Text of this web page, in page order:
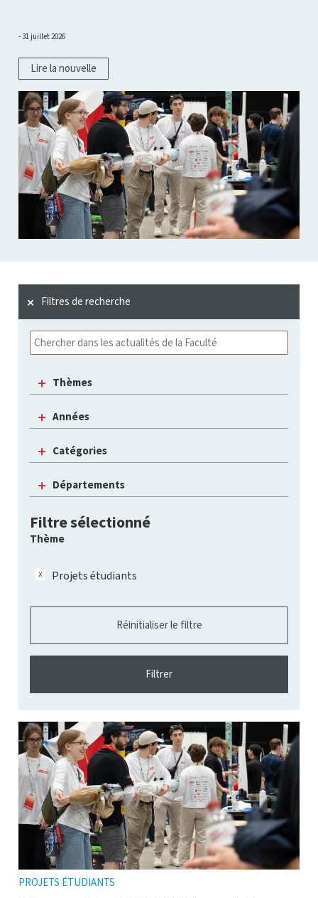
31 juillet 2026
Lire la nouvelle
Filtres de recherche
Thèmes
Années
Catégories
Départements
Filtre sélectionné
Thème
Projets étudiants
PROJETS ÉTUDIANTS